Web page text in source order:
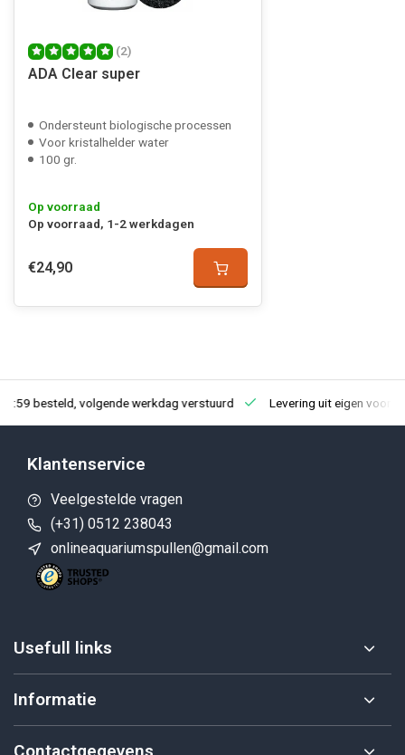
(2)
ADA Clear super
Ondersteunt biologische processen
Voor kristalhelder water
100 gr.
Op voorraad
Op voorraad, 1-2 werkdagen
€24,90
besteld, volgende werkdag verstuurd Levering uit eigen
Klantenservice
Veelgestelde vragen
(+31) 0512 238043
onlineaquariumspullen@gmail.com
Usefull links
Informatie